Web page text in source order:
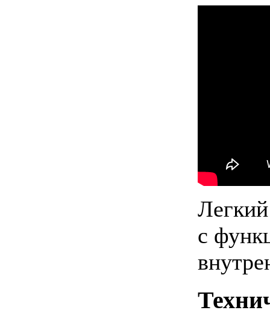
с